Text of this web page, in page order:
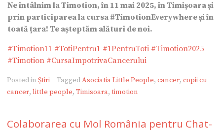
Ne întâlnim la Timotion, în 11 mai 2025, în Timișoara și
prin participarea la cursa #TimotionEverywhere și în
toată țara! Te așteptăm alături de noi.
#Timotion11 #TotiPentru1 #1PentruToti #Timotion2025
#Timotion #CursaImpotrivaCancerului
Posted in Știri TaggedAsociatia Little People,cancer,copii cu
cancer, little people, Timisoara, timotion
Colaborarea cu Mol România pentru Chat-